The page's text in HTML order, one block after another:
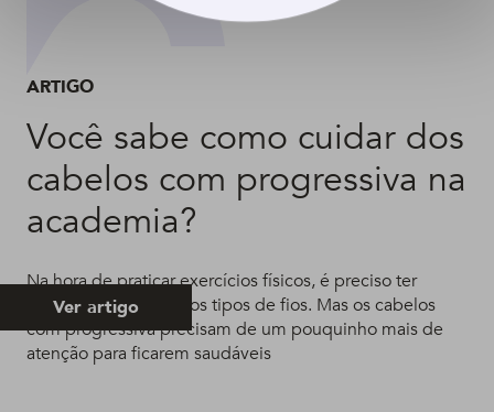
ARTIGO
Você sabe como cuidar dos
cabelos com progressiva na
academia?
Na hora de praticar exercícios físicos, é preciso ter
cuidados com todos os tipos de fios. Mas os cabelos
com progressiva precisam de um pouquinho mais de
atenção para ficarem saudáveis
Ver artigo